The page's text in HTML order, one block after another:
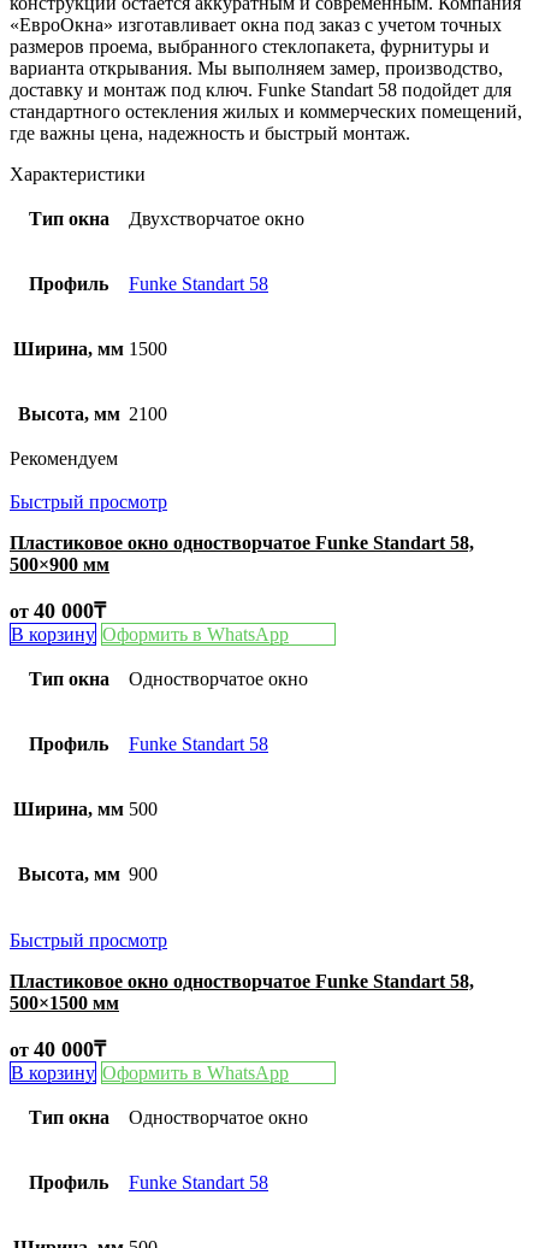
«ЕвроОкна» изготавливает окна под заказ с учетом точных
размеров проема, выбранного стеклопакета, фурнитуры и
варианта открывания. Мы выполняем замер, производство,
доставку и монтаж под ключ. Funke Standart 58 подойдет для
стандартного остекления жилых и коммерческих помещений,
где важны цена, надежность и быстрый монтаж.
Характеристики
Тип окна Двухстворчатое окно
Профиль Funke Standart 58
Ширина, мм 1500
Высота, мм 2100
Рекомендуем
Быстрый просмотр
Пластиковое окно одностворчатое Funke Standart 58,
500×900 мм
от 40 000₸
В корзину Оформить в WhatsApp
Тип окна Одностворчатое окно
Профиль Funke Standart 58
Ширина, мм 500
Высота, мм 900
Быстрый просмотр
Пластиковое окно одностворчатое Funke Standart 58,
500×1500 мм
от 40 000₸
В корзину Оформить в WhatsApp
Тип окна Одностворчатое окно
Профиль Funke Standart 58